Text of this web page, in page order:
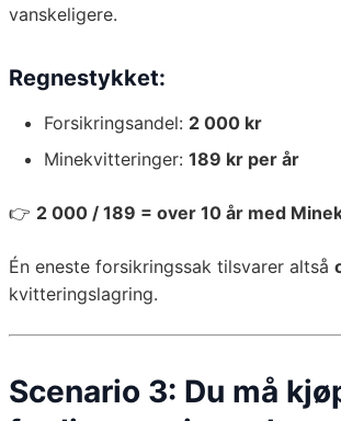
vanskeligere.
Regnestykket:
Forsikringsandel: 2 000 kr
Minekvitteringer: 189 kr per år
👉 2 000 / 189 = over 10 år med
Én eneste forsikringssak tilsvarer altså
kvitteringslagring.
Scenario 3: Du må